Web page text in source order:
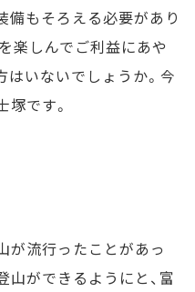
備もそろえる必要があり
楽しんでご利益にあや
はいないでしょうか。今
塚です。
が流行ったことがあっ
山ができるようにと、富